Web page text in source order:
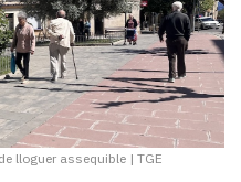
lloguer assequible | TGE